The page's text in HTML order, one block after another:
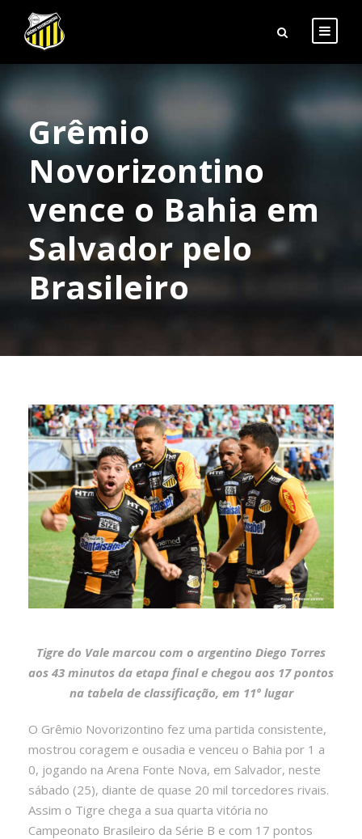
Grêmio
Novorizontino
vence o Bahia em
Salvador pelo
Brasileiro
Tigre do Vale marcou com o argentino Diego Torres
aos 43 minutos da etapa final e chegou aos 17 pontos
na tabela de classificação, em 11º lugar
O Grêmio Novorizontino fez uma partida consistente,
mostrou coragem e ousadia e venceu o Bahia por 1 a
0, jogando na Arena Fonte Nova, em Salvador, neste
sábado (25), diante de quase 20 mil torcedores rivais.
Assim o Tigre chega a sua quarta vitória no
Campeonato Brasileiro da Série B e com 17 pontos